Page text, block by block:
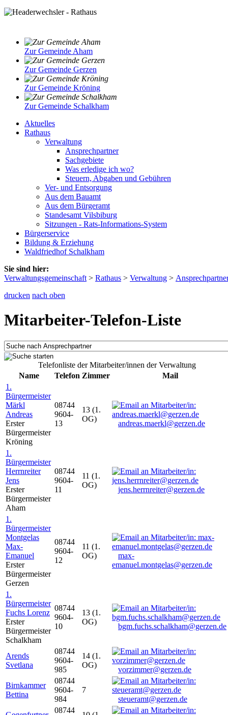
Zur Gemeinde Aham
Zur Gemeinde Gerzen
Zur Gemeinde Kröning
Zur Gemeinde Schalkham
Aktuelles
Rathaus
Verwaltung
Ansprechpartner
Sachgebiete
Was erledige ich wo?
Steuern, Abgaben und Gebühren
Ver- und Entsorgung
Aus dem Bauamt
Aus dem Bürgeramt
Standesamt Vilsbiburg
Sitzungen - Rats-Informations-System
Bürgerservice
Bildung & Erziehung
Waldfriedhof Schalkham
Sie sind hier:
Verwaltungsgemeinschaft > Rathaus > Verwaltung >
drucken nach oben
Mitarbeiter-Telefon-Liste
Telefonliste der Mitarbeiter/innen der Verwaltung
Name
Telefon Zimmer
Mail
1.
Bürgermeister
Märkl
Andreas
Erster
Bürgermeister
Kröning
08744
9604-
13
13 (1.
OG)
andreas.maerkl@gerzen.de
1.
Bürgermeister
Herrnreiter
Jens
Erster
Bürgermeister
Aham
08744
9604-
11
11 (1.
OG)
jens.herrnreiter@gerzen.de
1.
Bürgermeister
Montgelas
Max-
Emanuel
Erster
Bürgermeister
Gerzen
08744
9604-
12
11 (1.
OG)
max-
emanuel.montgelas@gerzen.de
1.
Bürgermeister
Fuchs Lorenz
Erster
Bürgermeister
Schalkham
08744
9604-
10
13 (1.
OG)
bgm.fuchs.schalkham@gerzen.de
Arends
Svetlana
08744
9604-
985
14 (1.
OG)
vorzimmer@gerzen.de
Birnkammer
Bettina
08744
9604-
984
7
steueramt@gerzen.de
08744